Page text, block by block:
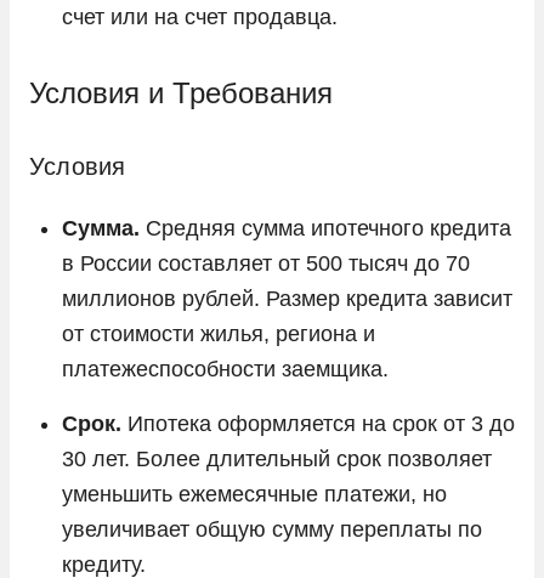
счет или на счет продавца.
Условия и Требования
Условия
Сумма. Средняя сумма ипотечного кредита
в России составляет от 500 тысяч до 70
миллионов рублей. Размер кредита зависит
от стоимости жилья, региона и
платежеспособности заемщика.
Срок. Ипотека оформляется на срок от 3 до
30 лет. Более длительный срок позволяет
уменьшить ежемесячные платежи, но
увеличивает общую сумму переплаты по
кредиту.